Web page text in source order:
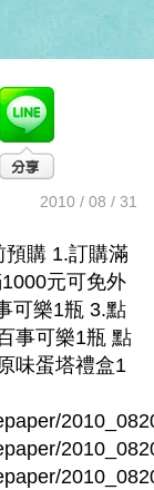
2010 / 08 / 31
預購 1.訂購滿
元可免外
可樂1瓶 3.點
事可樂1瓶 點
味蛋塔禮盒1